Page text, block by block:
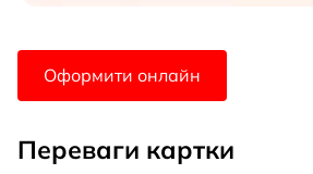
Оформити онлайн
Переваги картки